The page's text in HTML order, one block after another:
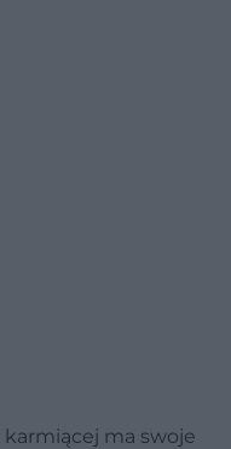
ma swoje